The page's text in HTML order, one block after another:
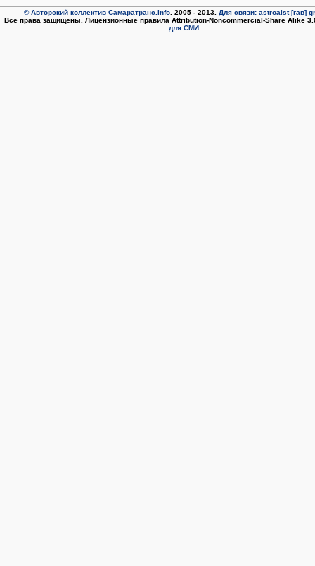
© Авторский коллектив Самаратранс.info. 2005 - 2013. Для связи: astroaist [гав]
Все права защищены. Лицензионные правила Attribution-Noncommercial-Share Alike
для СМИ.